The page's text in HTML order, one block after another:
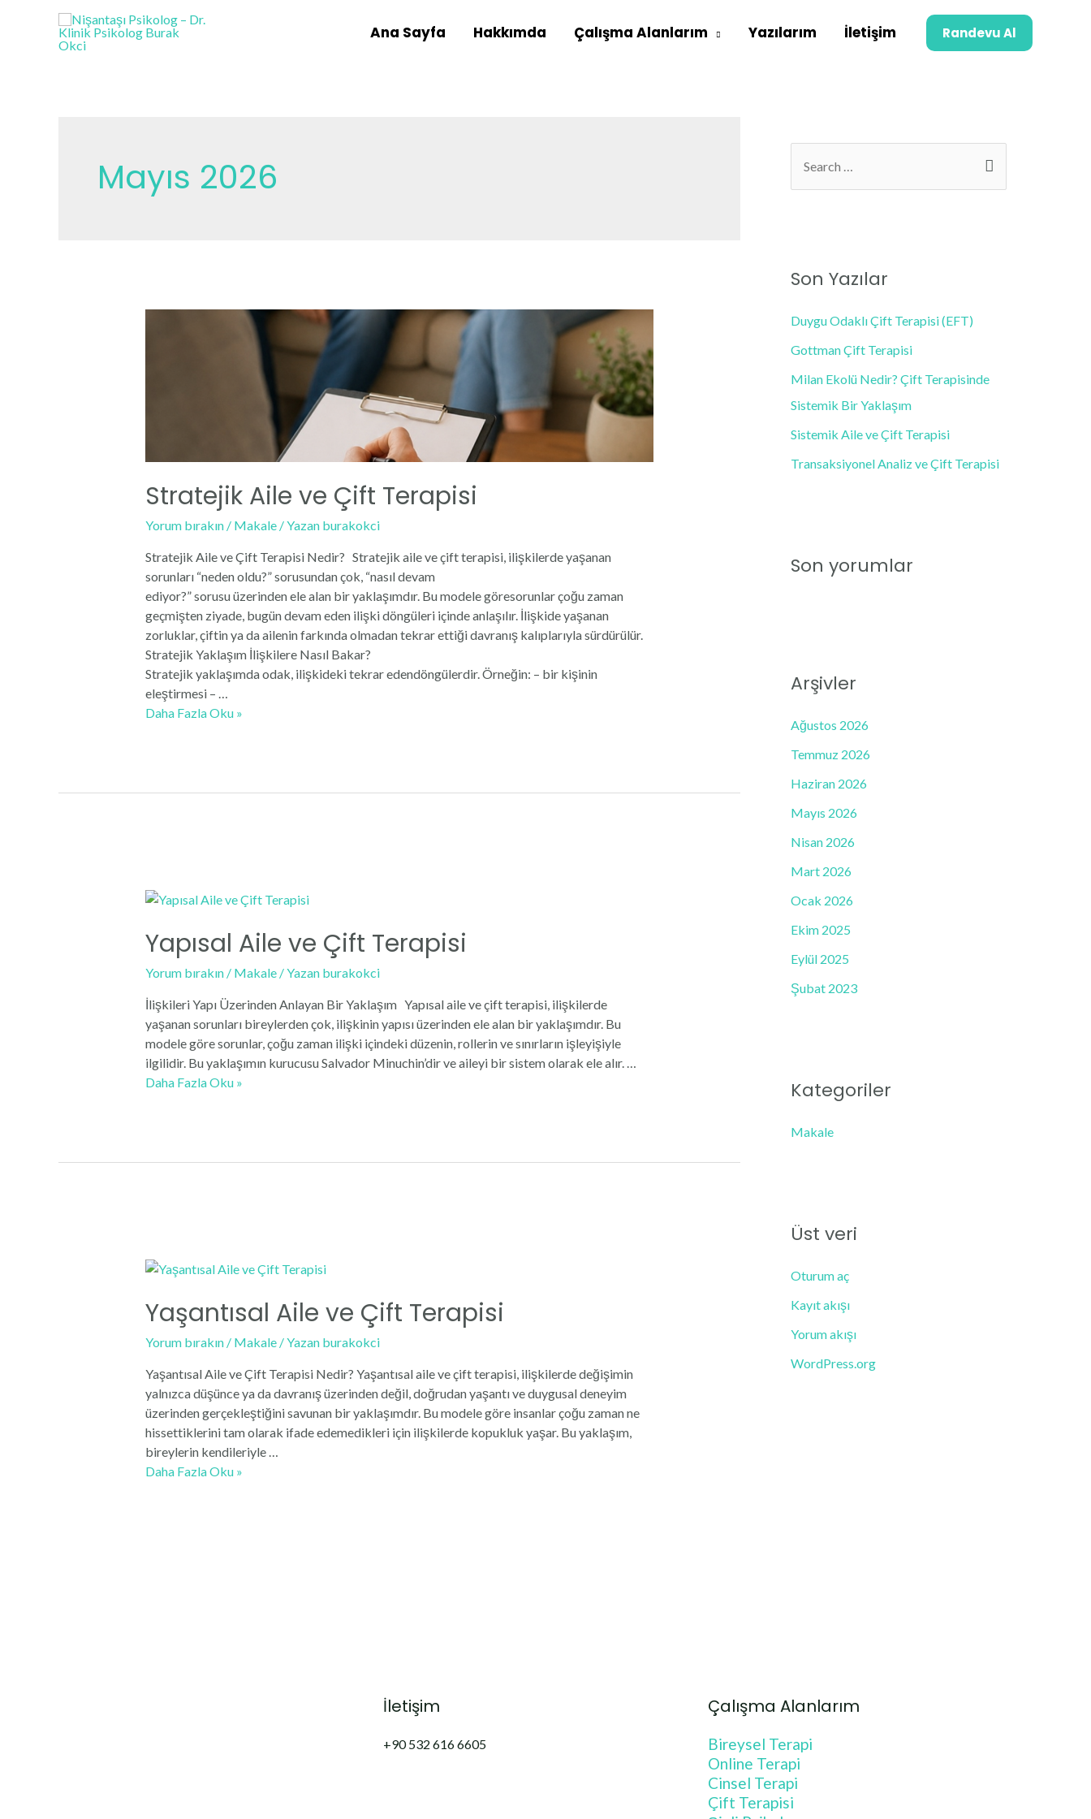
Ana Sayfa Hakkımda Çalışma Alanlarım Yazılarım İletişim Randevu Al
Mayıs 2026
Stratejik Aile ve Çift Terapisi
Yorum bırakın / Makale/ Yazan burakokci
Stratejik Aile ve Çift Terapisi Nedir? Stratejik aile ve çift terapisi, ilişkilerde yaşanan
sorunları “neden oldu?” sorusundan çok, “nasıl devam
ediyor?” sorusu üzerinden ele alan bir yaklaşımdır. Bu modele göresorunlar çoğu zaman
geçmişten ziyade, bugün devam eden ilişki döngüleri içinde anlaşılır. İlişkide yaşanan
zorluklar, çiftin ya da ailenin farkında olmadan tekrar ettiği davranış kalıplarıyla sürdürülür.
Stratejik Yaklaşım İlişkilere Nasıl Bakar?
Stratejik yaklaşımda odak, ilişkideki tekrar edendöngülerdir. Örneğin: – bir kişinin
eleştirmesi – …
Stratejik
Terapisi
Daha Fazla Oku »
Yapısal Aile ve Çift Terapisi
Yorum bırakın / Makale/ Yazan burakokci
İlişkileri Yapı Üzerinden Anlayan Bir Yaklaşım Yapısal aile ve çift terapisi, ilişkilerde
yaşanan sorunları bireylerden çok, ilişkinin yapısı üzerinden ele alan bir yaklaşımdır. Bu
modele göre sorunlar, çoğu zaman ilişki içindeki düzenin, rollerin ve sınırların işleyişiyle
ilgilidir. Bu yaklaşımın kurucusu Salvador Minuchin’dir ve aileyi bir sistem olarak ele alır. …
Yapısal
Terapisi
Daha Fazla Oku »
Yaşantısal Aile ve Çift Terapisi
Yorum bırakın / Makale/ Yazan burakokci
Yaşantısal Aile ve Çift Terapisi Nedir? Yaşantısal aile ve çift terapisi, ilişkilerde değişimin
yalnızca düşünce ya da davranış üzerinden değil, doğrudan yaşantı ve duygusal deneyim
üzerinden gerçekleştiğini savunan bir yaklaşımdır. Bu modele göre insanlar çoğu zaman ne
hissettiklerini tam olarak ifade edemedikleri için ilişkilerde kopukluk yaşar. Bu yaklaşım,
bireylerin kendileriyle …
Yaşantısal
Daha Fazla Oku »
h
:
Son Yazılar
Duygu Odaklı Çift Terapisi (EFT)
Gottman Çift Terapisi
Milan Ekolü Nedir? Çift Terapisinde
Sistemik Bir Yaklaşım
Sistemik Aile ve Çift Terapisi
Transaksiyonel Analiz ve Çift Terapisi
Son yorumlar
Arşivler
Ağustos 2026
Temmuz 2026
Haziran 2026
Mayıs 2026
Nisan 2026
Mart 2026
Ocak 2026
Ekim 2025
Eylül 2025
Şubat 2023
Kategoriler
Makale
Üst veri
Oturum aç
Kayıt akışı
Yorum akışı
WordPress.org
İletişim
+90 532 616 6605
Çalışma Alanlarım
Bireysel Terapi
Online Terapi
Cinsel Terapi
Çift Terapisi